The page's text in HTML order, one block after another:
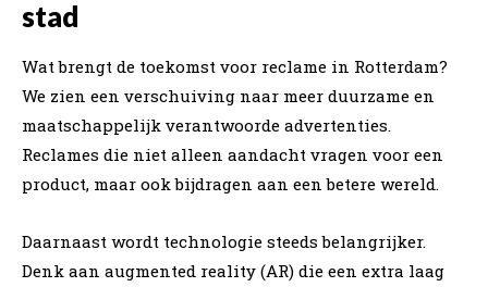
stad
Wat brengt de toekomst voor reclame in Rotterdam?
We zien een verschuiving naar meer duurzame en
maatschappelijk verantwoorde advertenties.
Reclames die niet alleen aandacht vragen voor een
product, maar ook bijdragen aan een betere wereld.
Daarnaast wordt technologie steeds belangrijker.
Denk aan augmented reality (AR) die een extra laag